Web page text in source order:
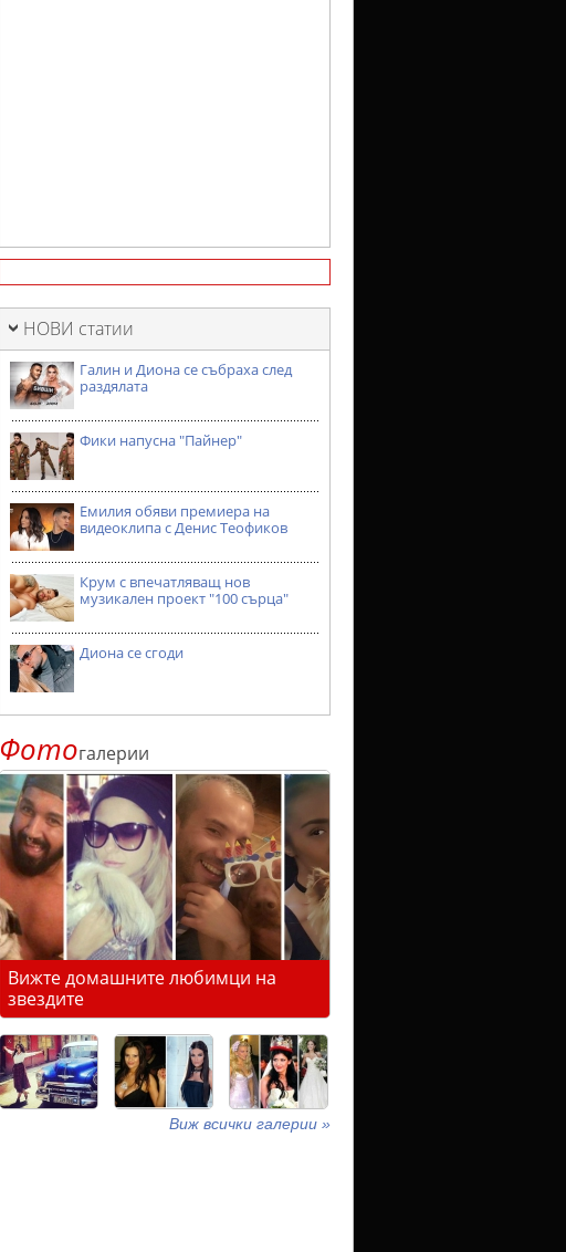
НОВИ статии
Галин и Диона се събраха след
раздялата
Фики напусна "Пайнер"
Емилия обяви премиера на
видеоклипа с Денис Теофиков
Крум с впечатляващ нов
музикален проект "100 сърца"
Диона се сгоди
Фотогалерии
Вижте домашните любимци на
звездите
Виж всички галерии »